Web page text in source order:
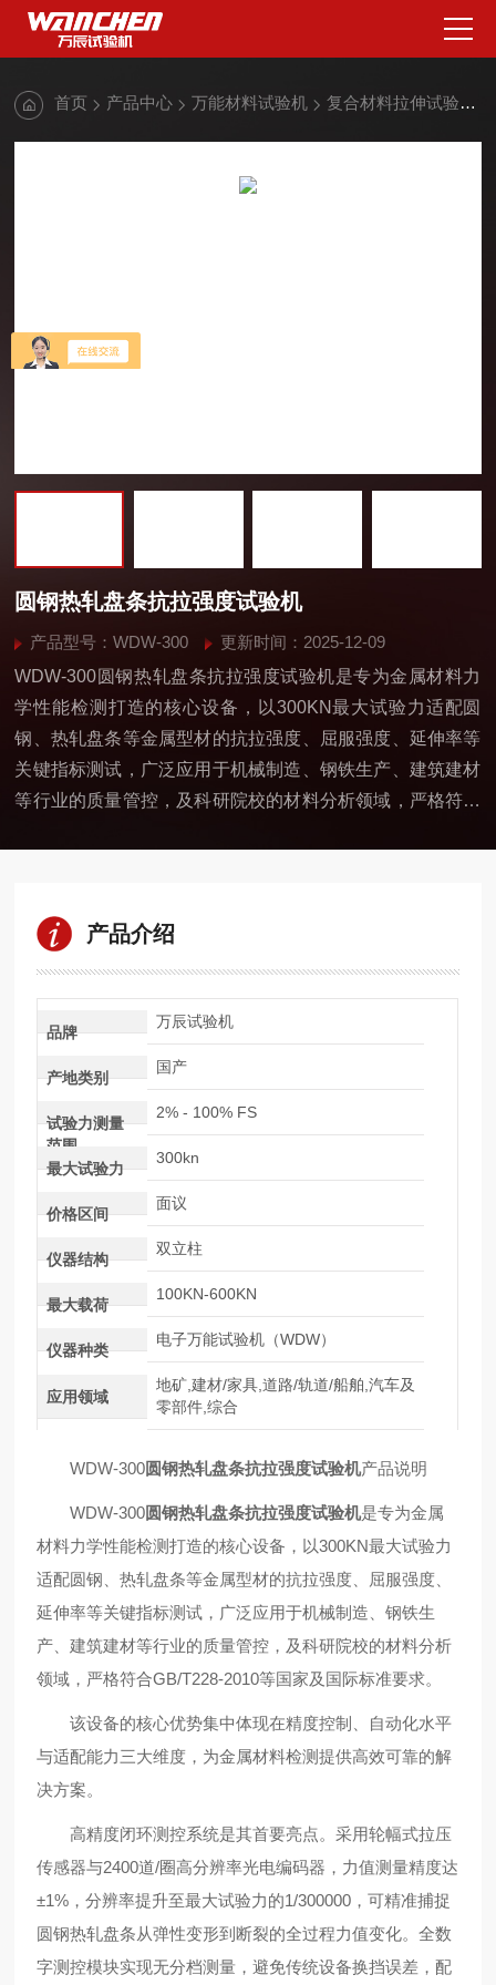
首页 产品中心 万能材料试验机 复合材料拉伸试验机
圆钢热轧盘条抗拉强度试验机
产品型号：WDW-300
更新时间：2025-12-09
WDW-300圆钢热轧盘条抗拉强度试验机是专为金属材料力
学性能检测打造的核心设备，以300KN最大试验力适配圆
钢、热轧盘条等金属型材的抗拉强度、屈服强度、延伸率等
关键指标测试，广泛应用于机械制造、钢铁生产、建筑建材
等行业的质量管控，及科研院校的材料分析领域，严格符合
产品介绍
品牌
万辰试验机
产地类别
国产
试验力测量
范围
2% - 100% FS
最大试验力
300kn
价格区间
面议
仪器结构
双立柱
最大载荷
100KN-600KN
仪器种类
电子万能试验机（WDW）
应用领域
地矿,建材/家具,道路/轨道/船舶,汽车及
零部件,综合
WDW-300圆钢热轧盘条抗拉强度试验机产品说明
WDW-300圆钢热轧盘条抗拉强度试验机是专为金属
材料力学性能检测打造的核心设备，以300KN最大试验力
适配圆钢、热轧盘条等金属型材的抗拉强度、屈服强度、
延伸率等关键指标测试，广泛应用于机械制造、钢铁生
产、建筑建材等行业的质量管控，及科研院校的材料分析
领域，严格符合GB/T228-2010等国家及国际标准要求。
该设备的核心优势集中体现在精度控制、自动化水平
与适配能力三大维度，为金属材料检测提供高效可靠的解
决方案。
高精度闭环测控系统是其首要亮点。采用轮幅式拉压
传感器与2400道/圈高分辨率光电编码器，力值测量精度达
±1%，分辨率提升至最大试验力的1/300000，可精准捕捉
圆钢热轧盘条从弹性变形到断裂的全过程力值变化。全数
字测控模块实现无分档测量，避免传统设备换挡误差，配